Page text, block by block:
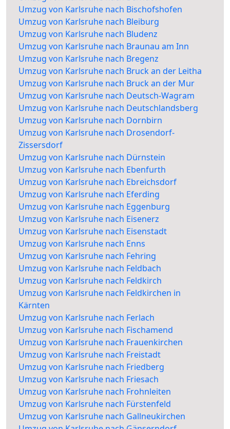
Umzug von Karlsruhe nach Bischofshofen
Umzug von Karlsruhe nach Bleiburg
Umzug von Karlsruhe nach Bludenz
Umzug von Karlsruhe nach Braunau am Inn
Umzug von Karlsruhe nach Bregenz
Umzug von Karlsruhe nach Bruck an der Leitha
Umzug von Karlsruhe nach Bruck an der Mur
Umzug von Karlsruhe nach Deutsch-Wagram
Umzug von Karlsruhe nach Deutschlandsberg
Umzug von Karlsruhe nach Dornbirn
Umzug von Karlsruhe nach Drosendorf-
Zissersdorf
Umzug von Karlsruhe nach Dürnstein
Umzug von Karlsruhe nach Ebenfurth
Umzug von Karlsruhe nach Ebreichsdorf
Umzug von Karlsruhe nach Eferding
Umzug von Karlsruhe nach Eggenburg
Umzug von Karlsruhe nach Eisenerz
Umzug von Karlsruhe nach Eisenstadt
Umzug von Karlsruhe nach Enns
Umzug von Karlsruhe nach Fehring
Umzug von Karlsruhe nach Feldbach
Umzug von Karlsruhe nach Feldkirch
Umzug von Karlsruhe nach Feldkirchen in
Kärnten
Umzug von Karlsruhe nach Ferlach
Umzug von Karlsruhe nach Fischamend
Umzug von Karlsruhe nach Frauenkirchen
Umzug von Karlsruhe nach Freistadt
Umzug von Karlsruhe nach Friedberg
Umzug von Karlsruhe nach Friesach
Umzug von Karlsruhe nach Frohnleiten
Umzug von Karlsruhe nach Fürstenfeld
Umzug von Karlsruhe nach Gallneukirchen